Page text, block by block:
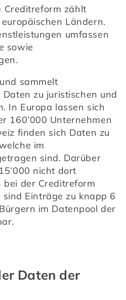
Creditreform zählt
Ländern.
umfassen
sowie
sammelt
zu juristischen und
In Europa lassen sich
160’000 Unternehmen
finden sich Daten zu
im
sind. Darüber
nicht dort
bei der Creditreform
Einträge zu knapp 6
im Datenpool der
Daten der